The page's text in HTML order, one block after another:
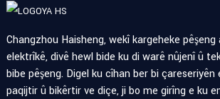
Changzhou Haisheng, wekî kargeheke
elektrîkê, divê hewl bide ku di warê nûjenî û
bibe pêşeng. Digel ku cîhan ber bi çareseriyên
paqijtir û bikêrtir ve diçe, ji bo me girîng e ku